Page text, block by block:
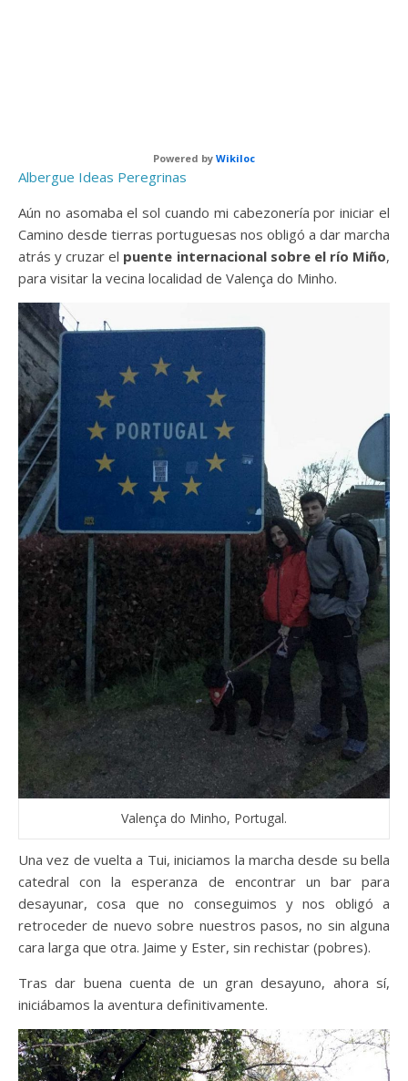
Powered by Wikiloc
Albergue Ideas Peregrinas
Aún no asomaba el sol cuando mi cabezonería por iniciar el
Camino desde tierras portuguesas nos obligó a dar marcha
atrás y cruzar el puente internacional sobre el río Miño,
para visitar la vecina localidad de Valença do Minho.
Valença do Minho, Portugal.
Una vez de vuelta a Tui, iniciamos la marcha desde su bella
catedral con la esperanza de encontrar un bar para
desayunar, cosa que no conseguimos y nos obligó a
retroceder de nuevo sobre nuestros pasos, no sin alguna
cara larga que otra. Jaime y Ester, sin rechistar (pobres).
Tras dar buena cuenta de un gran desayuno, ahora sí,
iniciábamos la aventura definitivamente.